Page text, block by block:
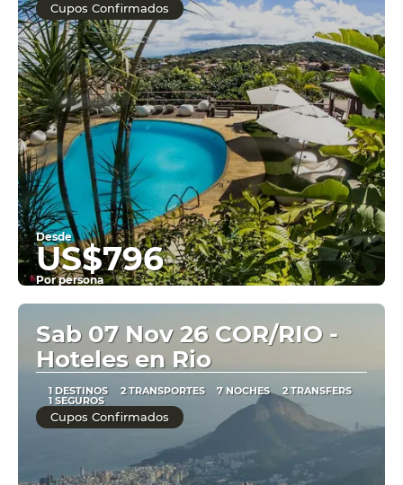
Cupos Confirmados
Desde
US$796
Por persona
Ver
Sab 07 Nov 26 COR/RIO -
Hoteles en Rio
1 DESTINOS 2 TRANSPORTES 7 NOCHES 2 TRANSFERS
1 SEGUROS
Cupos Confirmados